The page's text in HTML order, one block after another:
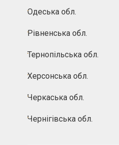
Одеська обл.
Рівненська обл.
Тернопільська обл.
Херсонська обл.
Черкаська обл.
Чернігівська обл.